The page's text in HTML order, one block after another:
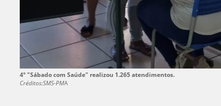
4º "Sábado com Saúde" realizou 1.265 atendimentos.
Créditos:SMS-PMA